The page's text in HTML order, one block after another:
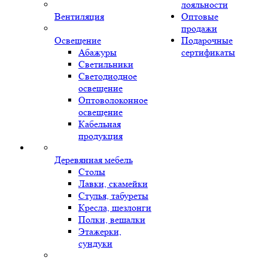
Вентиляция
Освещение
Абажуры
Светильники
Светодиодное
освещение
Оптоволоконное
освещение
Кабельная
продукция
Деревянная мебель
Столы
Лавки, скамейки
Стулья, табуреты
Кресла, шезлонги
Полки, вешалки
Этажерки,
сундуки
лояльности
Оптовые
продажи
Подарочные
сертификаты